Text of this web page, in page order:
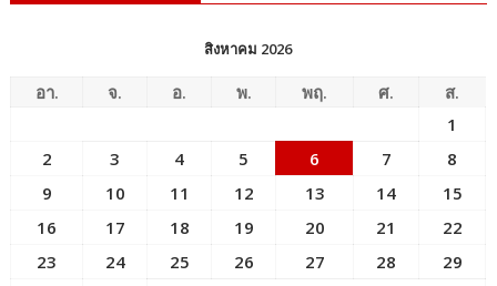
สิงหาคม 2026
อา. จ. อ. พ. พฤ. ศ.
ส.
1
2
3 4 5 6 7
8
9
10 11 12 13 14
15
16
17 18 19 20 21
22
23
24 25 26 27 28
29